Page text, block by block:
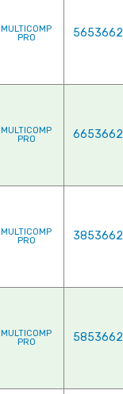
5653662
MULTICOMP
PRO
6653662
MULTICOMP
PRO
3853662
MULTICOMP
PRO
5853662
MULTICOMP
PRO